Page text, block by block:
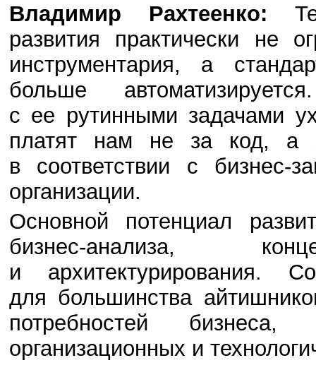
Владимир Рахтеенко:
развития практически не
инструментария, а
больше
с ее рутинными задачами
платят нам не за код, а
в соответствии с бизнес-
организации.
Основной потенциал
бизнес-анализа,
и архитектурирования.
для большинства
потребностей
организационных и